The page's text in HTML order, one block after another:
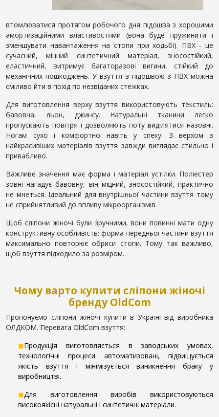
втомлюватися протягом робочого дня підошва з хорошими
амортизаційними властивостями (вона буде пружинити і
зменшувати навантаження на стопи при ходьбі). ПВХ - це
сучасний, міцний синтетичний матеріал, зносостійкий,
еластичний, витримує багаторазові вигини, стійкий до
механічних пошкоджень. У взуття з підошвою з ПВХ можна
сміливо йти в похід по незвіданих стежках.
Для виготовлення верху взуття використовують текстиль:
бавовна, льон, джинсу. Натуральні тканини легко
пропускають повітря і дозволяють поту виділятися назовні.
Ногам сухо і комфортно навіть у спеку. З верхом з
найкрасивіших матеріалів взуття завжди виглядає стильно і
привабливо.
Важливе значення має форма і матеріал устілки. Поліестер
зовні нагадує бавовну, він міцний, зносостійкий, практично
не мнеться. Ідеальний для внутрішньої частини взуття тому
не сприйнятливий до впливу мікроорганізмів.
Щоб сліпони жіночі були зручними, вони повинні мати одну
конструктивну особливість: форма передньої частини взуття
максимально повторює обриси стопи. Тому так важливо,
щоб взуття підходило за розміром.
Чому варто купити сліпони жіночі
бренду OldCom
Пропонуємо сліпони жіночі купити в Україні від виробника
ОЛДКОМ. Перевага OldCom взуття:
◼Продукція виготовляється в заводських умовах,
технологічні процеси автоматизовані, підвищується
якість взуття і мінімізується виникнення браку у
виробництві.
◼Для виготовлення виробів використовуються
високоякісні натуральні і синтетичні матеріали.